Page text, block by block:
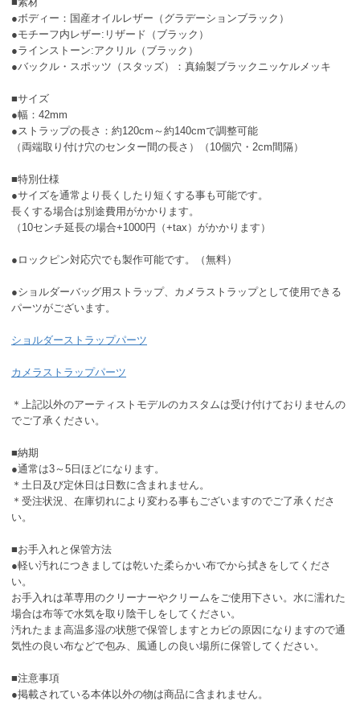
●ボディー：国産オイルレザー（グラデーションブラック）
●モチーフ内レザー:リザード（ブラック）
●ラインストーン:アクリル（ブラック）
●バックル・スポッツ（スタッズ）：真鍮製ブラックニッケルメッキ
■サイズ
●幅：42mm
●ストラップの長さ：約120cm～約140cmで調整可能
（両端取り付け穴のセンター間の長さ）（10個穴・2cm間隔）
■特別仕様
●サイズを通常より長くしたり短くする事も可能です。
長くする場合は別途費用がかかります。
（10センチ延長の場合+1000円（+tax）がかかります）
●ロックピン対応穴でも製作可能です。（無料）
●ショルダーバッグ用ストラップ、カメラストラップとして使用できる
パーツがございます。
ショルダーストラップパーツ
カメラストラップパーツ
＊上記以外のアーティストモデルのカスタムは受け付けておりませんの
でご了承ください。
■納期
●通常は3～5日ほどになります。
＊土日及び定休日は日数に含まれません。
＊受注状況、在庫切れにより変わる事もございますのでご了承くださ
い。
■お手入れと保管方法
●軽い汚れにつきましては乾いた柔らかい布でから拭きをしてくださ
い。
お手入れは革専用のクリーナーやクリームをご使用下さい。水に濡れた
場合は布等で水気を取り陰干しをしてください。
汚れたまま高温多湿の状態で保管しますとカビの原因になりますので通
気性の良い布などで包み、風通しの良い場所に保管してください。
■注意事項
●掲載されている本体以外の物は商品に含まれません。